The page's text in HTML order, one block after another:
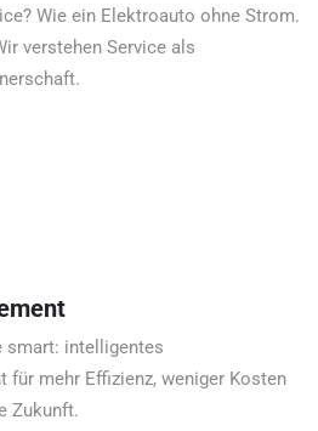
Wie ein Elektroauto ohne Strom.
verstehen Service als
smart: intelligentes
für mehr Effizienz, weniger Kosten
Zukunft.